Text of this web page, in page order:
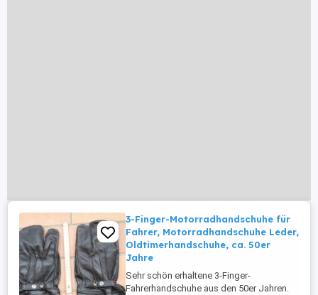
3-Finger-Motorradhandschuhe für
Fahrer, Motorradhandschuhe Leder,
Oldtimerhandschuhe, ca. 50er
Jahre
Sehr schön erhaltene 3-Finger-
Fahrerhandschuhe aus den 50er Jahren.